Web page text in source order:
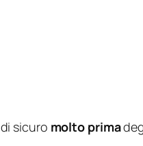
sicuro molto prima